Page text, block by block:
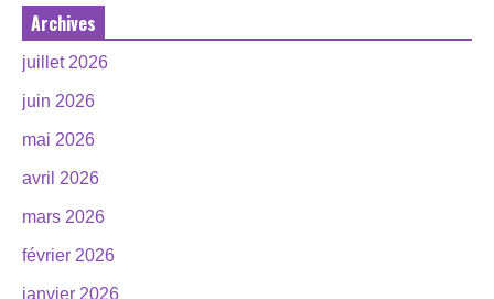
Archives
juillet 2026
juin 2026
mai 2026
avril 2026
mars 2026
février 2026
janvier 2026